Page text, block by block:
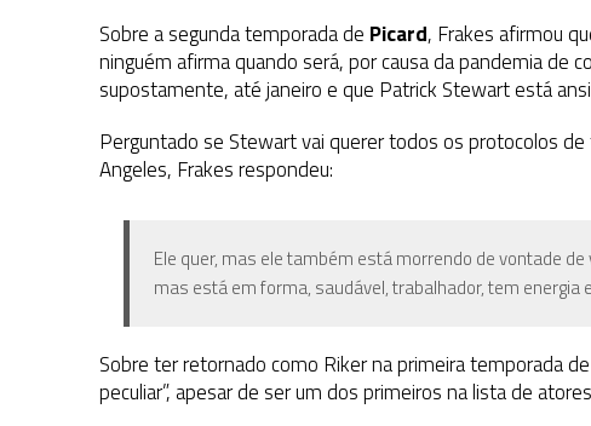
Sobre a segunda temporada de Picard, Frakes afirmou
ninguém afirma quando será, por causa da pandemia de
supostamente, até janeiro e que Patrick Stewart está
Perguntado se Stewart vai querer todos os protocolos
Angeles, Frakes respondeu:
Ele quer, mas ele também está morrendo de vontade
mas está em forma, saudável, trabalhador, tem energia
Sobre ter retornado como Riker na primeira temporada
peculiar”, apesar de ser um dos primeiros na lista de